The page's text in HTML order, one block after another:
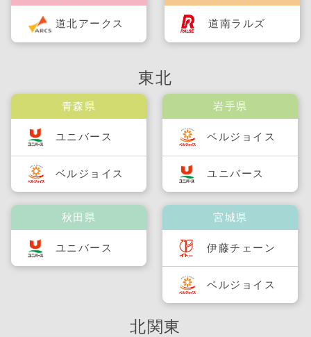
道南ラルズ
道北アークス
東北
青森県
ユニバース
ベルジョイス
秋田県
ユニバース
岩手県
ベルジョイス
ユニバース
宮城県
伊藤チェーン
ベルジョイス
北関東